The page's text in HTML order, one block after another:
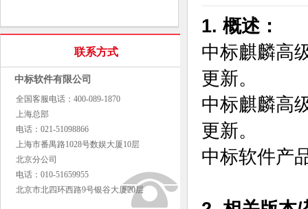
联系方式
中标软件有限公司
全国客服电话：400-089-1870
上海总部
电话：021-51098866
上海市番禺路1028号数娱大厦10层
北京分公司
电话：010-51659955
北京市北四环西路9号银谷大厦20层
1. 概述：
中标麒麟高
更新。
中标麒麟高
更新。
中标软件产